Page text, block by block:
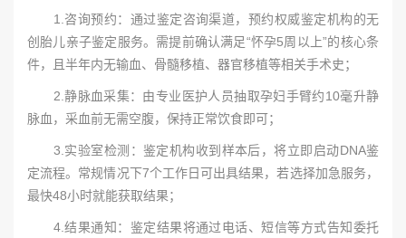
1.咨询预约：通过鉴定咨询渠道，预约权威鉴定机构的无
创胎儿亲子鉴定服务。需提前确认满足“怀孕5周以上”的核心条
件，且半年内无输血、骨髓移植、器官移植等相关手术史；
2.静脉血采集：由专业医护人员抽取孕妇手臂约10毫升静
脉血，采血前无需空腹，保持正常饮食即可；
3.实验室检测：鉴定机构收到样本后，将立即启动DNA鉴
定流程。常规情况下7个工作日可出具结果，若选择加急服务，
最快48小时就能获取结果；
4.结果通知：鉴定结果将通过电话、短信等方式告知委托